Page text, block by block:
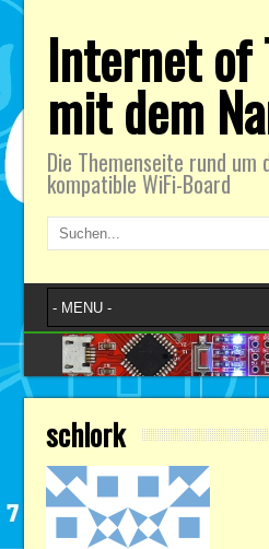
Internet of
mit dem
Die Themenseite rund um
kompatible WiFi-Board
schlork